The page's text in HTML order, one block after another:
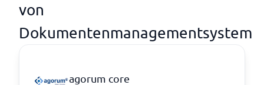
von
Dokumentenmanagementsystem
agorum core